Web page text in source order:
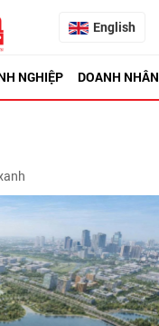
English
NGHIỆP DOANH NHÂN